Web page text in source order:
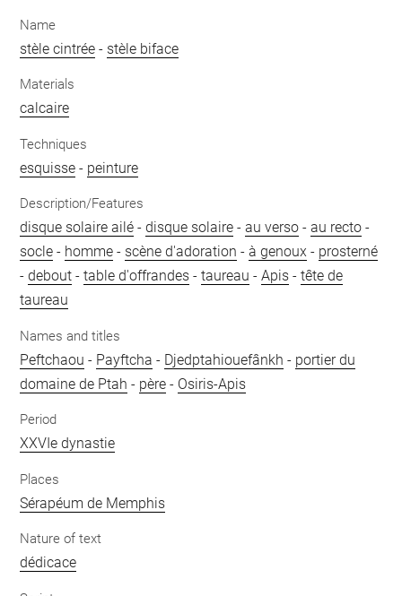
Name
stèle cintrée - stèle biface
Materials
calcaire
Techniques
esquisse - peinture
Description/Features
disque solaire ailé -disque solaire -au verso -au recto -
socle - homme - scène d'adoration -à genoux - prosterné
-debout -table d'offrandes -taureau -Apis -tête de
taureau
Names and titles
Peftchaou - Payftcha - Djedptahiouefânkh - portier du
domaine de Ptah - père - Osiris-Apis
Period
XXVIe dynastie
Places
Sérapéum de Memphis
Nature of text
dédicace